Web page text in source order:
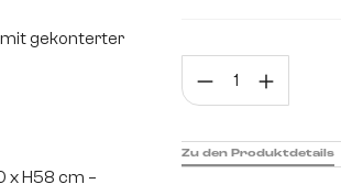
Zu den Produktdetails
gekonterter
x H58 cm –